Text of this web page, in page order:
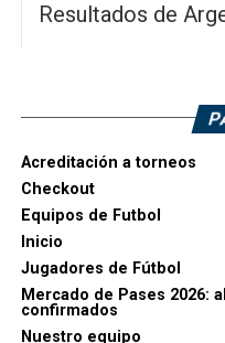
Resultados de
Acreditación a torneos
Checkout
Equipos de Futbol
Inicio
Jugadores de Fútbol
Mercado de Pases 2026:
confirmados
Nuestro equipo